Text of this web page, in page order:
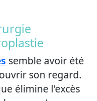
semble avoir été
son regard.
élimine l'excès